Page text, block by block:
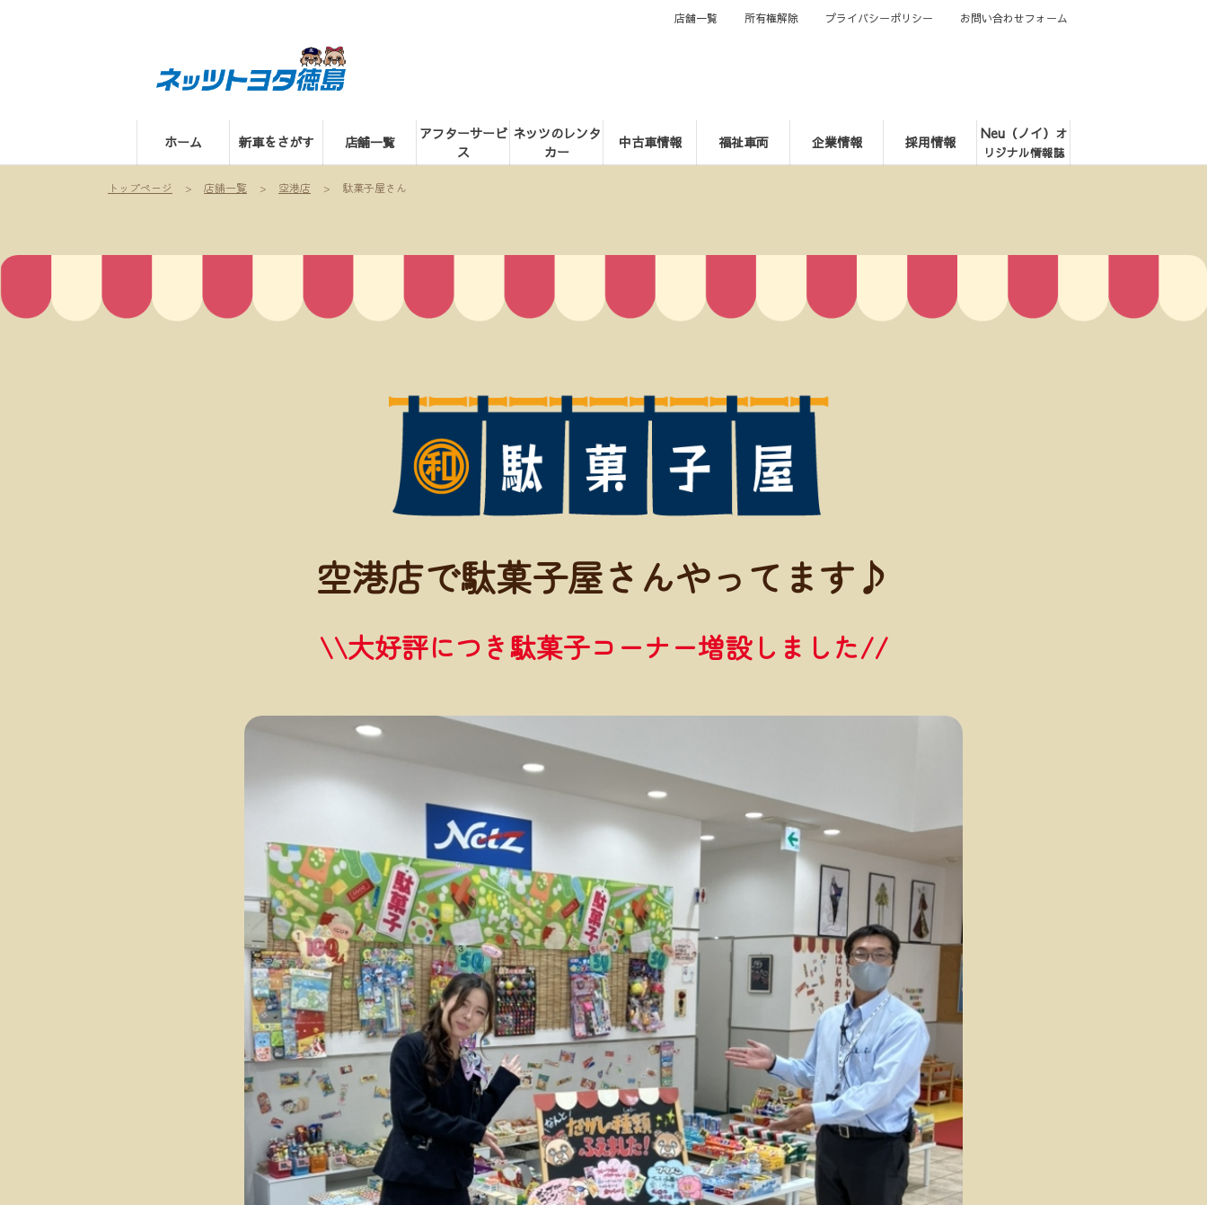
ホーム 新車をさがす 店舗一覧
アフターサービ
ス
ネッツのレンタ
カー
中古車情報 福祉車両 企業情報 採用情報 Neu（ノイ） オ
リジナル情報誌
店舗一覧 所有権解除 プライバシーポリシー お問い合わせフォーム
トップページ 店舗一覧 空港店 駄菓子屋さん
空港店で駄菓子屋さんやってます♪
\\大好評につき駄菓子コーナー増設しました//